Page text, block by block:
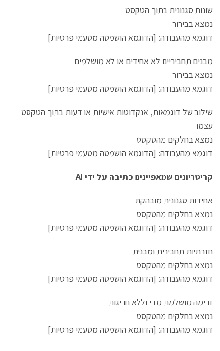
שונות סגנונית בתוך הטקסט
נמצא בבירור
דוגמא מהעבודה: [הדוגמא הושמטה מטעמי פרטיות]
מבנים תחביריים לא אחידים או לא מושלמים
נמצא בבירור
דוגמא מהעבודה: [הדוגמא הושמטה מטעמי פרטיות]
שילוב של דוגמאות, אנקדוטות אישיות או דעות בתוך הטקסט
עצמו
נמצא בחלקים מהטקסט
דוגמא מהעבודה: [הדוגמא הושמטה מטעמי פרטיות]
קריטריונים שמאפיינים כתיבה על ידי AI
אחידות סגנונית מובהקת
נמצא בחלקים מהטקסט
דוגמא מהעבודה: [הדוגמא הושמטה מטעמי פרטיות]
חזרתיות תחבירית ומבנית
נמצא בחלקים מהטקסט
דוגמא מהעבודה: [הדוגמא הושמטה מטעמי פרטיות]
זרימה מושלמת מדי וללא חריגות
נמצא בחלקים מהטקסט
דוגמא מהעבודה: [הדוגמא הושמטה מטעמי פרטיות]